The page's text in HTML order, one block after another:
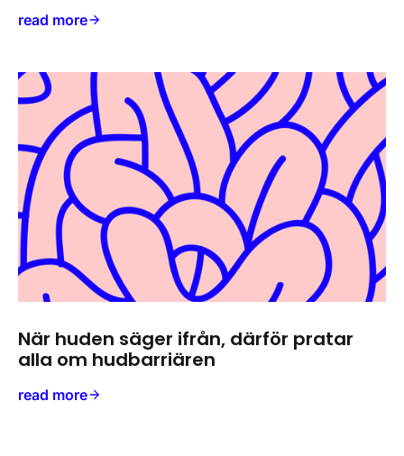
read more
När huden säger ifrån, därför pratar
alla om hudbarriären
read more